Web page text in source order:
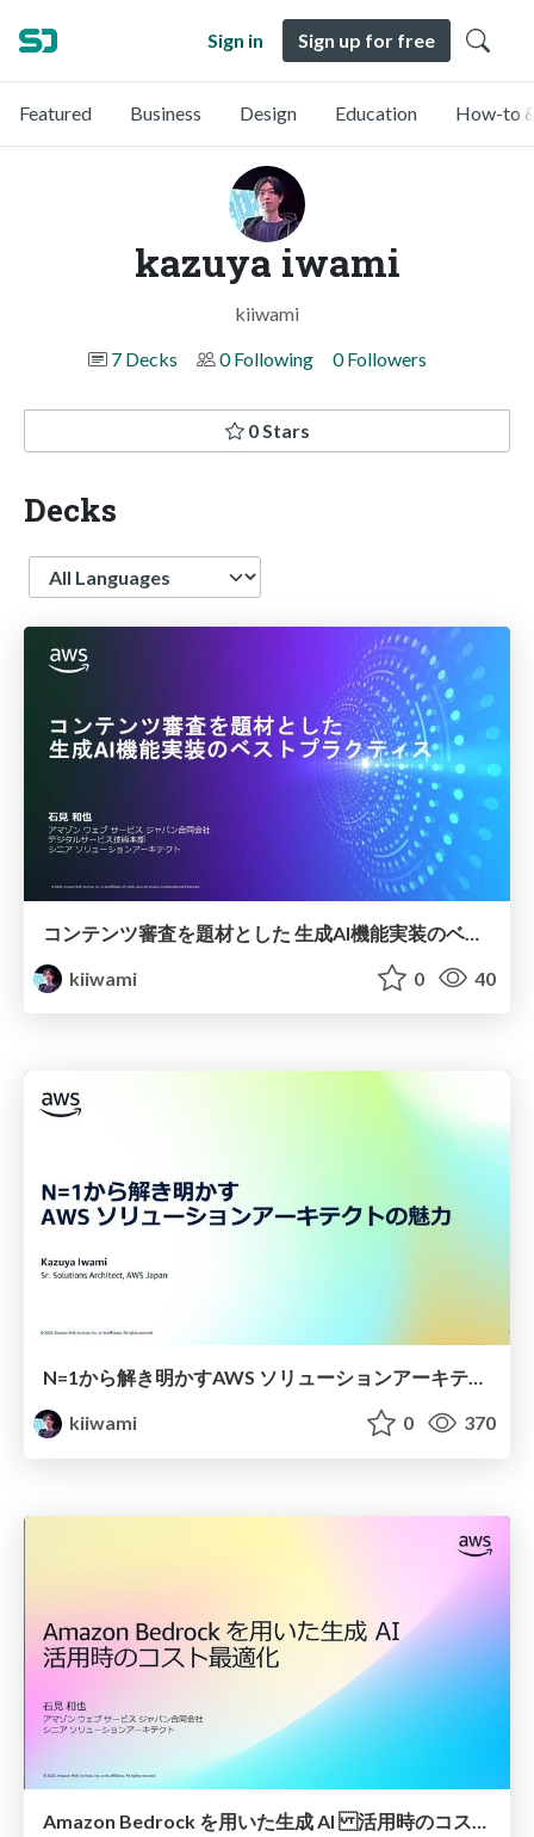
Sign in Sign up for free
Featured Business Design Education How-to
kazuya iwami
kiiwami
7 Decks
0 Following 0 Followers
0 Stars
Decks
Language
コンテンツ審査を題材とした 生成AI機能実装のベストプラクティス
kiiwami
0 40
N=1から解き明かす AWS ソリューションアーキテクトの魅力
kiiwami
0 370
Amazon Bedrock を用いた生成 AI 活用時のコスト最適化